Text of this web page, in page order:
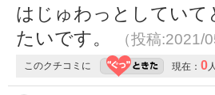
はじゅわっとしてい
たいです。
（投稿
このクチコミに 現在： 0 人